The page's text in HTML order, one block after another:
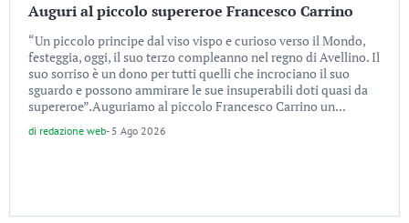
Auguri al piccolo supereroe Francesco Carrino
“Un piccolo principe dal viso vispo e curioso verso il Mondo,
festeggia, oggi, il suo terzo compleanno nel regno di Avellino. Il
suo sorriso è un dono per tutti quelli che incrociano il suo
sguardo e possono ammirare le sue insuperabili doti quasi da
supereroe”.Auguriamo al piccolo Francesco Carrino un...
di redazione web- 5 Ago 2026